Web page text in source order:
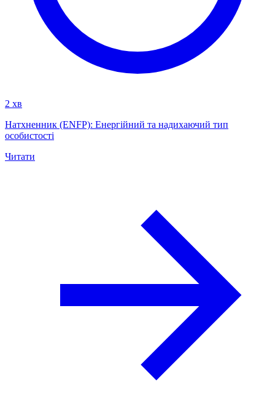
2 хв
Натхненник (ENFP): Енергійний та надихаючий тип
особистості
Читати